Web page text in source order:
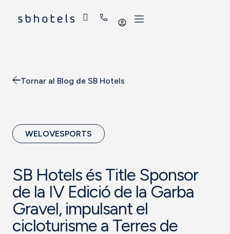
Iniciar
Tornar al Blog de SB Hotels
WELOVESPORTS
SB Hotels és Title Sponsor
de la IV Edició de la Garba
Gravel, impulsant el
cicloturisme a Terres de